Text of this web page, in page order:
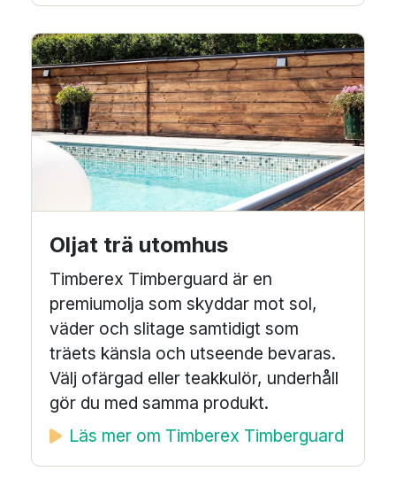
Image
Oljat trä utomhus
Timberex Timberguard är en
premiumolja som skyddar mot sol,
väder och slitage samtidigt som
träets känsla och utseende bevaras.
Välj ofärgad eller teakkulör, underhåll
gör du med samma produkt.
Läs mer om Timberex Timberguard